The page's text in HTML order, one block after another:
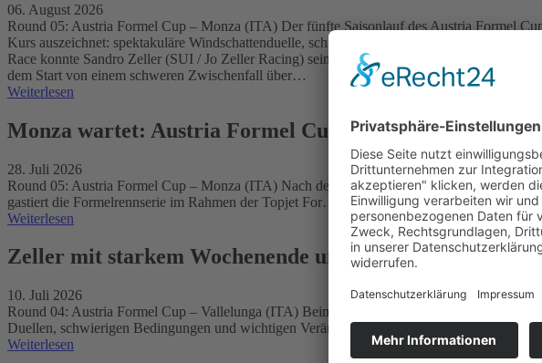
06. August 2026
Round 05: Austria Formel Cup – Monza (ITA) Der fünfte Saisonlauf des Austria Formel
Kurs auszeichnet: spektakuläre Windschattenduelle, schwierige Wetterbedingungen und
Race konnte Sandro Zeller (SUI / Jo Zeller Racing) seine Führung in der Meisterschaft
dem Start von einem schweren Zwischenfall über…
Weiterlesen
Monza wartet: Austria Formel Cup gastiert auf
28. Juli 2026
Round 05: Austria Formel Cup – Monza (ITA) Nach dem erfolgreichen Rennwochenende
gastiert die Formelrennserie im Rahmen der Topjet For…
Weiterlesen
Zeller mit starkem Wochenende und neuer
10. Juli 2026
Round 04: Austria Formel Cup – Vallelunga (ITA) Beim vierten Saisonlauf des Austria
Duellen, schwierigen Bedingungen und wichtigen Verän…
Weiterlesen